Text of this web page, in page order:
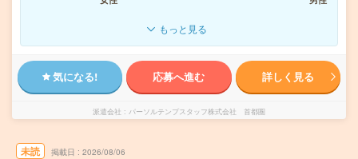
もっと見る
気になる! 応募へ進む 詳しく見る
派遣会社 パーソルテンプスタッフ株式会社 首都圏
未読 掲載日 2026/08/06